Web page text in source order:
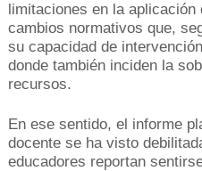
limitaciones en la
cambios normativos que,
su capacidad de
donde también inciden la
recursos.
En ese sentido, el informe
docente se ha visto
educadores reportan